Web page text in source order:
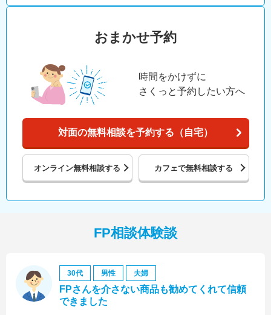
おまかせ予約
時間をかけずに
さくっと予約したい方へ
対面の無料相談を予約する（自宅）
オンライン無料相談する カフェで無料相談する
FP相談体験談
30代 男性 夫婦
FPさんを介さない商品も勧めてくれて信頼
できました